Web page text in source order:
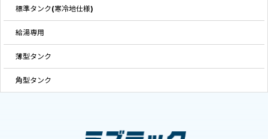
標準タンク(寒冷地仕様)
給湯専用
薄型タンク
角型タンク